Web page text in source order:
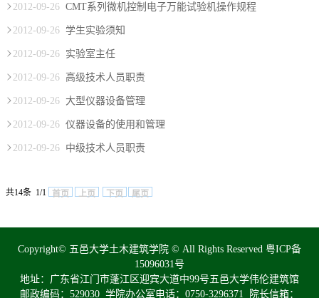
2012-09-26 CMT系列微机控制电子万能试验机操作规程
2012-09-26 学生实验须知
2012-09-26 实验室主任
2012-09-26 高级技术人员职责
2012-09-26 大型仪器设备管理
2012-09-26 仪器设备的使用和管理
2012-09-26 中级技术人员职责
共14条 1/1 首页 上页 下页 尾页
Copyright© 五邑大学土木建筑学院 © All Rights Reserved 粤ICP备
15096031号
地址：广东省江门市蓬江区迎宾大道中99号五邑大学伟伦建筑馆
邮政编码：529030 学院办公室电话：0750-3296371 院长信箱：